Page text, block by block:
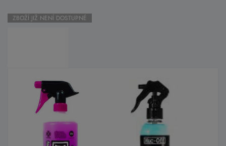
ZBOŽÍ JIŽ NENÍ DOSTUPNÉ